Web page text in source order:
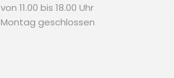
von 11.00 bis 18.00 Uhr
Montag geschlossen